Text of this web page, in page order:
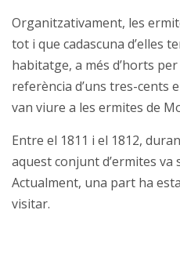
Organitzativament, les
tot i que cadascuna d’elles
habitatge, a més d’horts
referència d’uns tres-cents
van viure a les ermites de
Entre el 1811 i el 1812,
aquest conjunt d’ermites
Actualment, una part ha
visitar.